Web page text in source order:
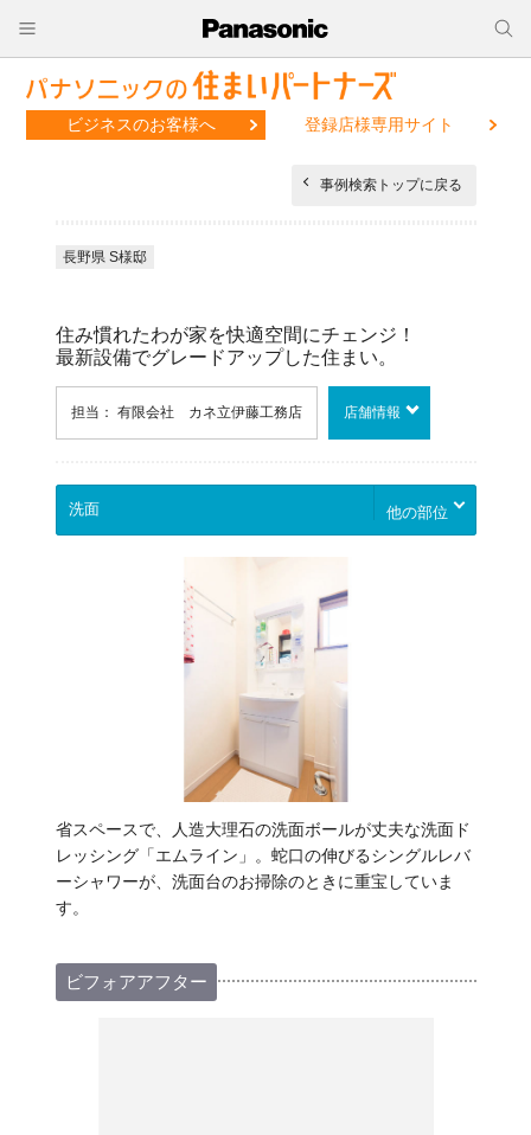
ビジネスのお客様へ 登録店様専用サイト
事例検索トップに戻る
長野県 S様邸
住み慣れたわが家を快適空間にチェンジ！
最新設備でグレードアップした住まい。
担当： 有限会社 カネ立伊藤工務店 店舗情報
他の部位
省スペースで、人造大理石の洗面ボールが丈夫な洗面ド
レッシング「エムライン」。蛇口の伸びるシングルレバ
ーシャワーが、洗面台のお掃除のときに重宝していま
す。
ビフォアアフター